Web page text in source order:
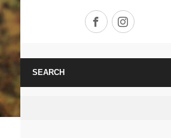
Facebook
SEARCH